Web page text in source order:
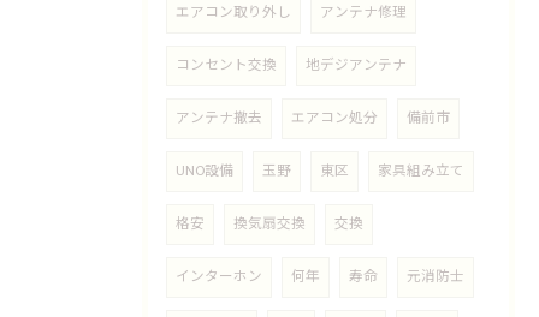
エアコン取り外し アンテナ修理
コンセント交換 地デジアンテナ
アンテナ撤去 エアコン処分 備前市
UNO設備 玉野 東区 家具組み立て
格安 換気扇交換 交換
インターホン 何年 寿命 元消防士